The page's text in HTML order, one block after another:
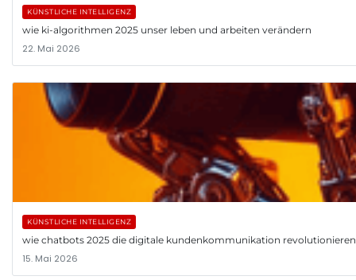
KÜNSTLICHE INTELLIGENZ
wie ki-algorithmen 2025 unser leben und arbeiten verändern
22. Mai 2026
KÜNSTLICHE INTELLIGENZ
wie chatbots 2025 die digitale kundenkommunikation revolutionieren
15. Mai 2026